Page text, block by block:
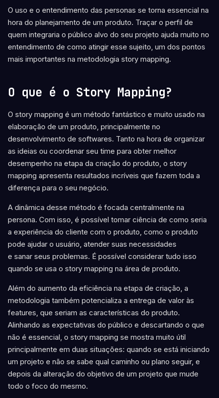
O uso e o entendimento das personas se torna essencial na
hora do planejamento de um produto. Traçar o perfil de
quem integraria o público alvo do seu projeto ajuda muito no
entendimento de como atingir esse sujeito, um dos pontos
mais importantes na metodologia story mapping.
O que é o Story Mapping?
O story mapping é um método fantástico e muito usado na
elaboração de um produto, principalmente no
desenvolvimento de softwares. Tanto na hora de organizar
as ideias ou coordenar seu time para obter melhor
desempenho na etapa da criação do produto, o story
mapping apresenta resultados incríveis que fazem toda a
diferença para o seu negócio.
A dinâmica desse método é focada centralmente na
persona. Com isso, é possível tomar ciência de como seria
a experiência do cliente com o produto, como o produto
pode ajudar o usuário, atender suas necessidades
e sanar seus problemas. É possível considerar tudo isso
quando se usa o story mapping na área de produto.
Além do aumento da eficiência na etapa de criação, a
metodologia também potencializa a entrega de valor às
features, que seriam as características do produto.
Alinhando as expectativas do público e descartando o que
não é essencial, o story mapping se mostra muito útil
principalmente em duas situações: quando se está iniciando
um projeto e não se sabe qual caminho ou plano seguir, e
depois da alteração do objetivo de um projeto que mude
todo o foco do mesmo.